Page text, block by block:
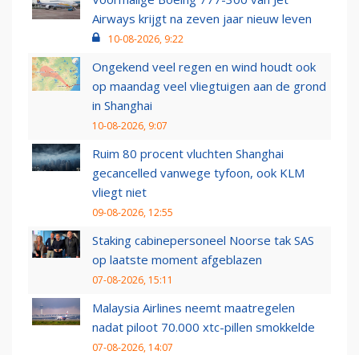
Airways krijgt na zeven jaar nieuw leven
10-08-2026, 9:22
Ongekend veel regen en wind houdt ook
op maandag veel vliegtuigen aan de grond
in Shanghai
10-08-2026, 9:07
Ruim 80 procent vluchten Shanghai
gecancelled vanwege tyfoon, ook KLM
vliegt niet
09-08-2026, 12:55
Staking cabinepersoneel Noorse tak SAS
op laatste moment afgeblazen
07-08-2026, 15:11
Malaysia Airlines neemt maatregelen
nadat piloot 70.000 xtc-pillen smokkelde
07-08-2026, 14:07